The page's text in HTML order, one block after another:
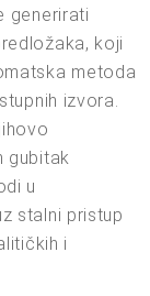
generirati
koji
metoda
izvora.
gubitak
u
stalni pristup
i